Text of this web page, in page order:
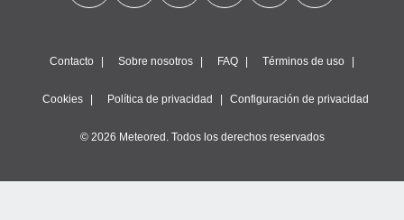
Contacto Sobre nosotros FAQ Términos de uso
Cookies Política de privacidad Configuración de privacidad
© 2026 Meteored. Todos los derechos reservados